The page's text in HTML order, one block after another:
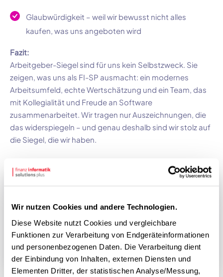
Wir nutzen Cookies und andere Technologien.
Diese Website nutzt Cookies und vergleichbare
Funktionen zur Verarbeitung von Endgeräteinformationen
und personenbezogenen Daten. Die Verarbeitung dient
der Einbindung von Inhalten, externen Diensten und
Elementen Dritter, der statistischen Analyse/Messung,
Glaubwürdigkeit – weil wir bewusst nicht alles
kaufen, was uns angeboten wird
Fazit:
Arbeitgeber-Siegel sind für uns kein Selbstzweck. Sie
zeigen, was uns als FI-SP ausmacht: ein modernes
Arbeitsumfeld, echte Wertschätzung und ein Team, das
mit Kollegialität und Freude an Software
zusammenarbeitet. Wir tragen nur Auszeichnungen, die
das widerspiegeln – und genau deshalb sind wir stolz auf
die Siegel, die wir haben.
Die FI-SP ist der agile Lösungspartner für
Digitalisierung in der Sparkassen-
Finanzgruppe